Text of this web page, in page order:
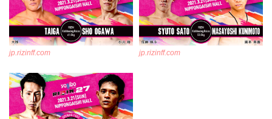
jp.rizinff.com jp.rizinff.com